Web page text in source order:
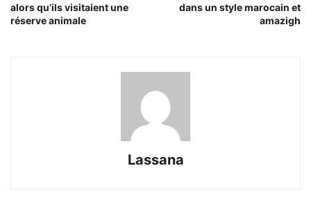
alors qu’ils visitaient une
réserve animale
dans un style marocain et
amazigh
Lassana